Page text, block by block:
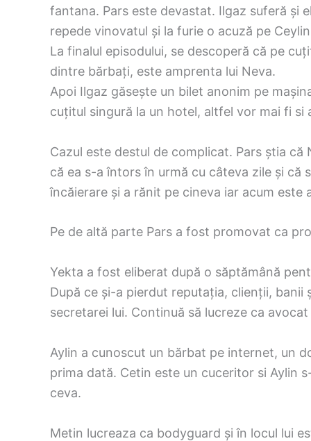
fantana. Pars este devastat. Ilgaz suferă și
repede vinovatul și la furie o acuză pe
La finalul episodului, se descoperă că pe
dintre bărbați, este amprenta lui Neva.
Apoi Ilgaz găsește un bilet anonim pe
cuțitul singură la un hotel, altfel vor mai fi si
Cazul este destul de complicat. Pars știa
că ea s-a întors în urmă cu câteva zile și
încăierare și a rănit pe cineva iar acum este
Pe de altă parte Pars a fost promovat ca
Yekta a fost eliberat după o săptămână
După ce și-a pierdut reputația, clienții, banii
secretarei lui. Continuă să lucreze ca
Aylin a cunoscut un bărbat pe internet, un
prima dată. Cetin este un cuceritor si Aylin
ceva.
Metin lucreaza ca bodyguard și în locul lui